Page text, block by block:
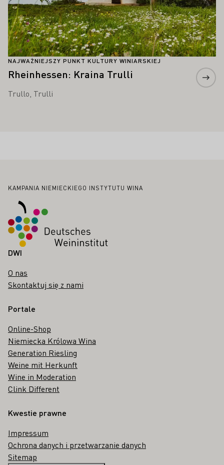
NAJWAŻNIEJSZY PUNKT KULTURY WINIARSKIEJ
Rheinhessen: Kraina Trulli
Trullo, Trulli
Stopka
KAMPANIA NIEMIECKIEGO INSTYTUTU WINA
DWI
O nas
Skontaktuj się z nami
Portale
Online-Shop
Niemiecka Królowa Wina
Generation Riesling
Weine mit Herkunft
Wine in Moderation
Clink Different
Kwestie prawne
Impressum
Ochrona danych i przetwarzanie danych
Sitemap